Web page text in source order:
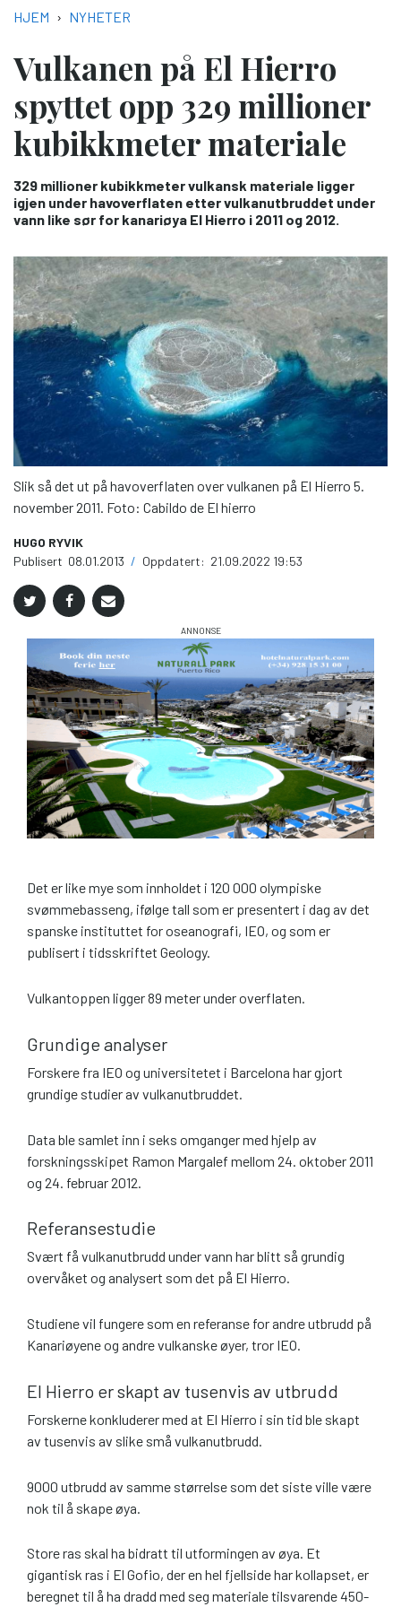
NAVIGASJONSSTI
HJEM NYHETER
Vulkanen på El Hierro
spyttet opp 329 millioner
kubikkmeter materiale
329 millioner kubikkmeter vulkansk materiale ligger
igjen under havoverflaten etter vulkanutbruddet under
vann like sør for kanariøya El Hierro i 2011 og 2012.
Slik så det ut på havoverflaten over vulkanen på El Hierro 5.
november 2011. Foto: Cabildo de El hierro
HUGO RYVIK
Publisert 08.01.2013 / Oppdatert: 21.09.2022 19:53
Det er like mye som innholdet i 120 000 olympiske
svømmebasseng, ifølge tall som er presentert i dag av det
spanske instituttet for oseanografi, IEO, og som er
publisert i tidsskriftet Geology.
Vulkantoppen ligger 89 meter under overflaten.
Grundige analyser
Forskere fra IEO og universitetet i Barcelona har gjort
grundige studier av vulkanutbruddet.
Data ble samlet inn i seks omganger med hjelp av
forskningsskipet Ramon Margalef mellom 24. oktober 2011
og 24. februar 2012.
Referansestudie
Svært få vulkanutbrudd under vann har blitt så grundig
overvåket og analysert som det på El Hierro.
Studiene vil fungere som en referanse for andre utbrudd på
Kanariøyene og andre vulkanske øyer, tror IEO.
El Hierro er skapt av tusenvis av utbrudd
Forskerne konkluderer med at El Hierro i sin tid ble skapt
av tusenvis av slike små vulkanutbrudd.
9000 utbrudd av samme størrelse som det siste ville være
nok til å skape øya.
Store ras skal ha bidratt til utformingen av øya. Et
gigantisk ras i El Gofio, der en hel fjellside har kollapset, er
beregnet til å ha dradd med seg materiale tilsvarende 450-